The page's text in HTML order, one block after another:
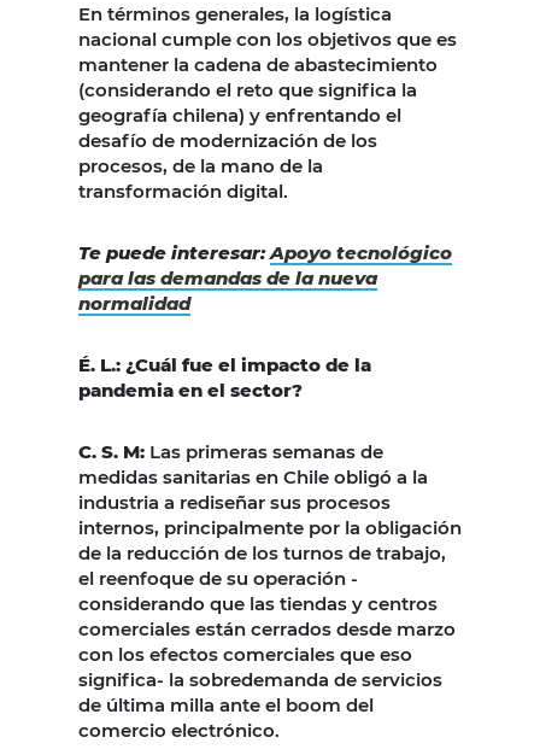
En términos generales, la logística
nacional cumple con los objetivos que es
mantener la cadena de abastecimiento
(considerando el reto que significa la
geografía chilena) y enfrentando el
desafío de modernización de los
procesos, de la mano de la
transformación digital.
Te puede interesar:Apoyo tecnológico
para las demandas de la nueva
normalidad
É. L.: ¿Cuál fue el impacto de la
pandemia en el sector?
C. S. M: Las primeras semanas de
medidas sanitarias en Chile obligó a la
industria a rediseñar sus procesos
internos, principalmente por la obligación
de la reducción de los turnos de trabajo,
el reenfoque de su operación -
considerando que las tiendas y centros
comerciales están cerrados desde marzo
con los efectos comerciales que eso
significa- la sobredemanda de servicios
de última milla ante el boom del
comercio electrónico.